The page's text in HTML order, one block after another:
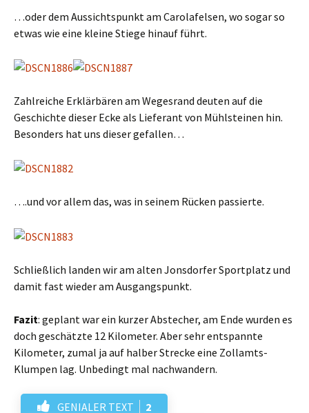
…oder dem Aussichtspunkt am Carolafelsen, wo sogar so
etwas wie eine kleine Stiege hinauf führt.
Zahlreiche Erklärbären am Wegesrand deuten auf die
Geschichte dieser Ecke als Lieferant von Mühlsteinen hin.
Besonders hat uns dieser gefallen…
….und vor allem das, was in seinem Rücken passierte.
Schließlich landen wir am alten Jonsdorfer Sportplatz und
damit fast wieder am Ausgangspunkt.
Fazit: geplant war ein kurzer Abstecher, am Ende wurden es
doch geschätzte 12 Kilometer. Aber sehr entspannte
Kilometer, zumal ja auf halber Strecke eine Zollamts-
Klumpen lag. Unbedingt mal nachwandern.
GENIALER TEXT 2